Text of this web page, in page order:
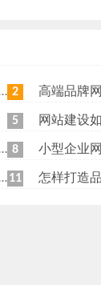
2 高端品牌网站建设
5 网站建设
8 小型企业
11 怎样打造